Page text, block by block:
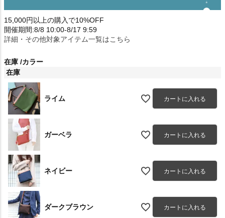
15,000円以上の購入で10%OFF
開催期間:8/8 10:00-8/17 9:59
詳細・その他対象アイテム一覧はこちら
在庫 カラー
在庫
ライム カートに入れる
ガーベラ カートに入れる
ネイビー カートに入れる
ダークブラウン カートに入れる